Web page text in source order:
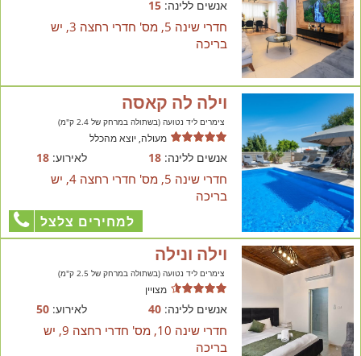
אנשים ללינה:15
חדרי שינה 5, מס' חדרי רחצה 3, יש
בריכה
וילה לה קאסה
צימרים ליד נטועה (בשתולה במרחק של 2.4 ק"מ)
מעולה, יוצא מהכלל
אנשים ללינה:18 לאירוע:18
חדרי שינה 5, מס' חדרי רחצה 4, יש
בריכה
למחירים צלצל
וילה ונילה
צימרים ליד נטועה (בשתולה במרחק של 2.5 ק"מ)
מצויין
אנשים ללינה:40 לאירוע:50
חדרי שינה 10, מס' חדרי רחצה 9, יש
בריכה